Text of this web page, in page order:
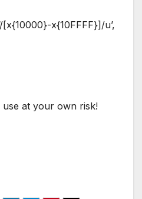
x{10FFFF}]/u’,
at your own risk!